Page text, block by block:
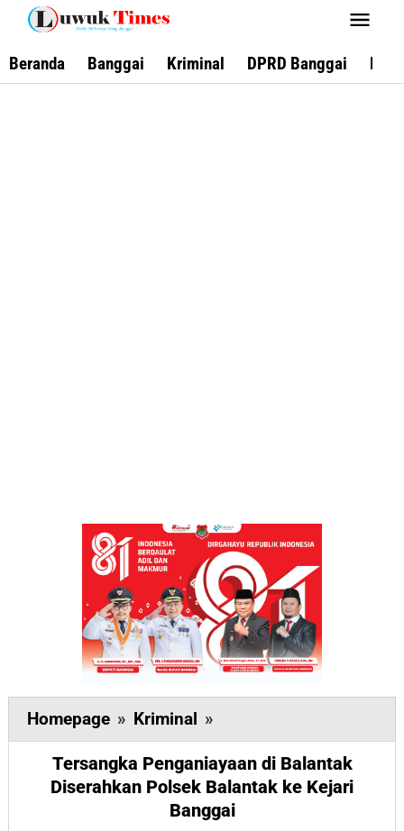
Lewati
konten
Beranda Banggai Kriminal DPRD Banggai
Homepage » Kriminal »
Penganiayaan
di
Balantak
Diserahkan
Tersangka Penganiayaan di Balantak
Diserahkan Polsek Balantak ke Kejari
Banggai